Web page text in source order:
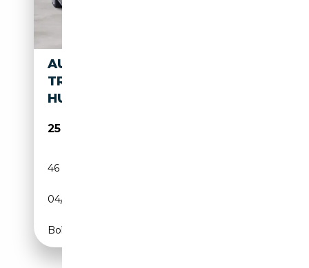
AUDI A4 A4 AVANT 40 TDI S
TRONIC S LINE MATRIX AHK
HUD
25 090€
46 861 km
04/2023
Boîte automatique